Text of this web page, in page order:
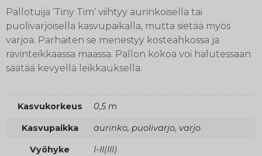
Pallotuija ‘Tiny Tim’ viihtyy aurinkoisella tai
puolivarjoisella kasvupaikalla, mutta sietää myös
varjoa. Parhaiten se menestyy kosteahkossa ja
ravinteikkaassa maassa. Pallon kokoa voi halutessaan
säätää kevyellä leikkauksella.
Kasvukorkeus 0,5 m
Kasvupaikka aurinko, puolivarjo, varjo
Vyöhyke I-II(III)